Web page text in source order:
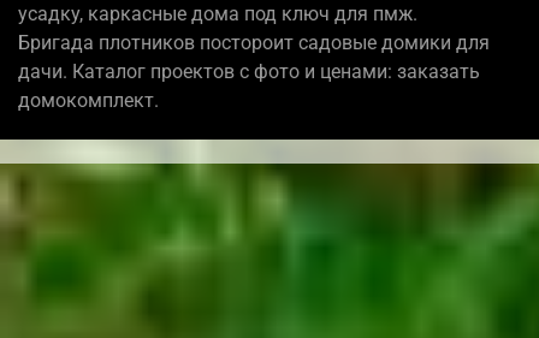
усадку, каркасные дома под ключ для пмж.
Бригада плотников постороит садовые домики для
дачи. Каталог проектов с фото и ценами: заказать
домокомплект.